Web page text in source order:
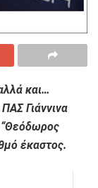
και…
Γιάννινα
“Θεόδωρος
έκαστος.